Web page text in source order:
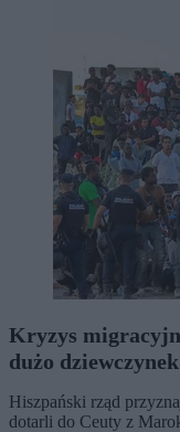
Kryzys
dużo
Hiszpański rząd
dotarli do Ceuty z